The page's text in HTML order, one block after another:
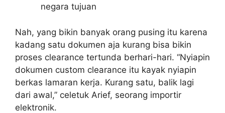
negara tujuan
Nah, yang bikin banyak orang pusing itu karena
kadang satu dokumen aja kurang bisa bikin
proses clearance tertunda berhari-hari. “Nyiapin
dokumen custom clearance itu kayak nyiapin
berkas lamaran kerja. Kurang satu, balik lagi
dari awal,” celetuk Arief, seorang importir
elektronik.